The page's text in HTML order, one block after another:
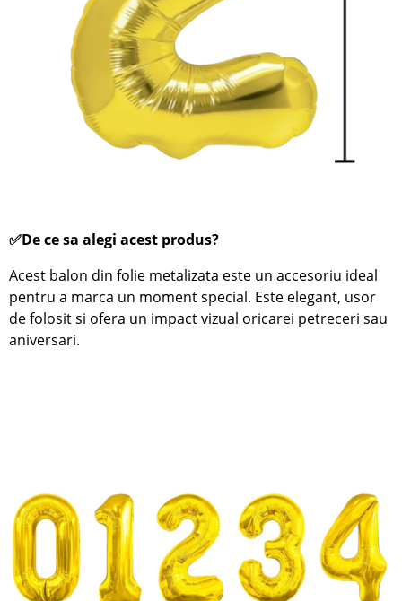
✅De ce sa alegi acest produs?
Acest balon din folie metalizata este un accesoriu ideal
pentru a marca un moment special. Este elegant, usor
de folosit si ofera un impact vizual oricarei petreceri sau
aniversari.